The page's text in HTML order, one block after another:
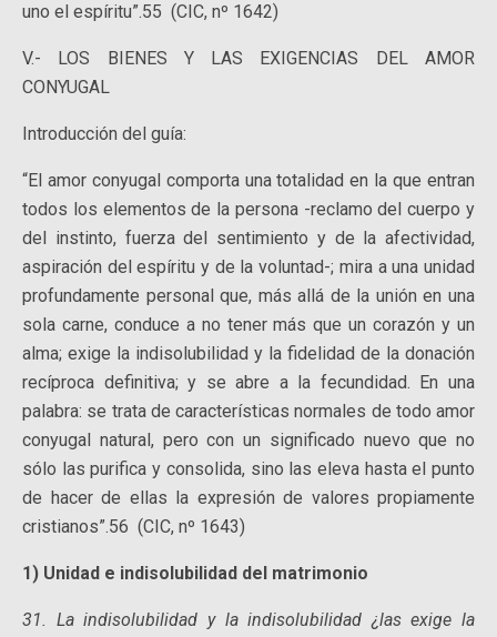
uno el espíritu”.55 (CIC, nº 1642)
V.- LOS BIENES Y LAS EXIGENCIAS DEL AMOR
CONYUGAL
Introducción del guía:
“El amor conyugal comporta una totalidad en la que entran
todos los elementos de la persona -reclamo del cuerpo y
del instinto, fuerza del sentimiento y de la afectividad,
aspiración del espíritu y de la voluntad-; mira a una unidad
profundamente personal que, más allá de la unión en una
sola carne, conduce a no tener más que un corazón y un
alma; exige la indisolubilidad y la fidelidad de la donación
recíproca definitiva; y se abre a la fecundidad. En una
palabra: se trata de características normales de todo amor
conyugal natural, pero con un significado nuevo que no
sólo las purifica y consolida, sino las eleva hasta el punto
de hacer de ellas la expresión de valores propiamente
cristianos”.56 (CIC, nº 1643)
1) Unidad e indisolubilidad del matrimonio
31. La indisolubilidad y la indisolubilidad ¿las exige la